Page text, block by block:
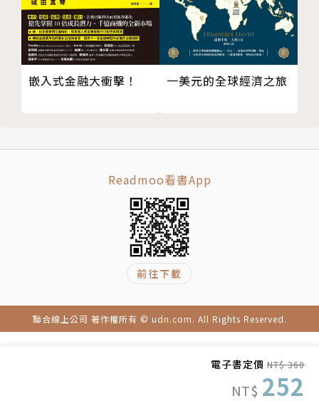
電子書定價 NT$ 360
NT$ 252
2.重要概念圖解化，輕鬆吸收新知不卡關。
3.圖文搭配省時省力，提升閱讀效率。
4.沒有艱難的術語，零基礎也能看得懂！
中央大學研究所綜合政策研究科博士後期課程畢業，曾
於富士綜合研究所任職，後於關東學院大學經濟系任副
教授及資訊科學研究所所長，現為中央大學國際資訊學
院教授。著有《後行動通訊時代：資訊科技與人類的未
來圖》（新潮新書）、《駭客的犯案手法：從社群網站
況！商務能力培訓課程：程式 / 系統》（以上由日本經
的全新資安機制》、《5G：大容量、低延遲、多點連
接的機制》（以上由講談社bluebacks出版）、《蘋
10 《要塞英雄》一枝獨秀的祕訣是？
11 二十年前就引進元宇宙概念的服務？
12 《第二人生》退燒的原因
13 還有一派主張「NFT」是元宇宙上的必需品
18 元宇宙上首屈一指的殺手級內容，就是「閒聊」
19 元宇宙是處理疫情和環保問題的救世主？
20 新時代的億萬富翁？「元宇宙投資大師」
21 「內容創作者」的遍地商機
Column 02：元宇宙的未來②「創辦人回鍋，力圖東
01 「回歸實體」的必要性逐漸降低
02 可自由選擇待在舒適的社群裡生活
04 沒有任何目的，「只是待著」也無妨的元宇宙世
嵌入式金融大衝擊！ 一美元的全球經濟之旅
Readmoo看書App
前往下載
聯合線上公司 著作權所有 © udn.com. All Rights Reserved.